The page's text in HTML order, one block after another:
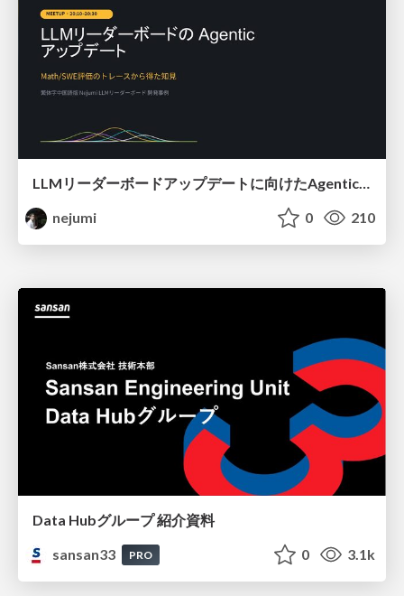
LLMリーダーボードアップデートに向けたAgentic Math_SWEのトレースについて
nejumi
0 210
Data Hubグループ 紹介資料
sansan33
PRO 0 3.1k